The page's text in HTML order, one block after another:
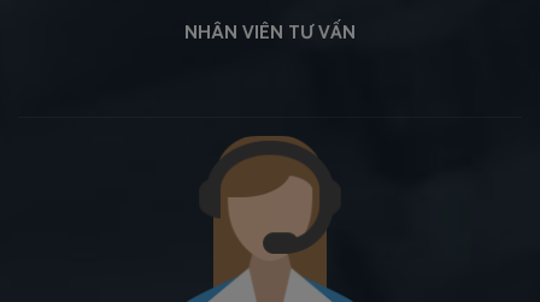
NHÂN VIÊN TƯ VẤN